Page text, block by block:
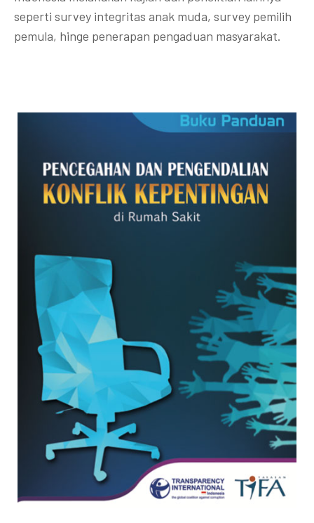
seperti survey integritas anak muda, survey pemilih
pemula, hinge penerapan pengaduan masyarakat.